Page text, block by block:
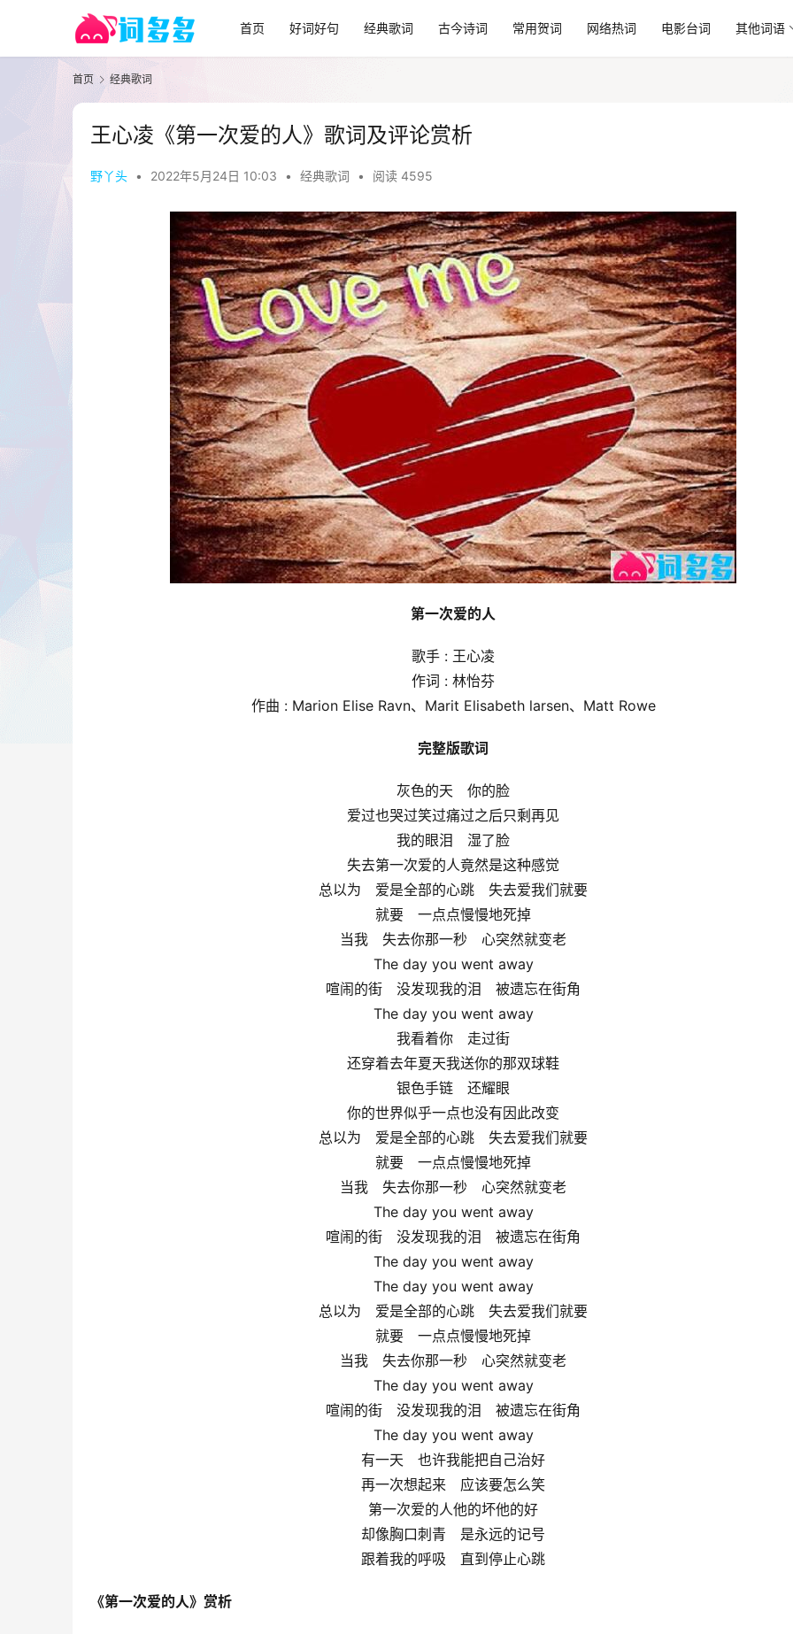
首页 好词好句 经典歌词 古今诗词 常用贺词 网络热词 电影台词 其他词语
首页 经典歌词
王心凌《第一次爱的人》歌词及评论赏析
野丫头 • 2022年5月24日 10:03 • 经典歌词 • 阅读 4595
第一次爱的人
歌手 : 王心凌
作词 : 林怡芬
作曲 : Marion Elise Ravn、Marit Elisabeth larsen、Matt Rowe
完整版歌词
灰色的天　你的脸
爱过也哭过笑过痛过之后只剩再见
我的眼泪　湿了脸
失去第一次爱的人竟然是这种感觉
总以为　爱是全部的心跳　失去爱我们就要
就要　一点点慢慢地死掉
当我　失去你那一秒　心突然就变老
The day you went away
喧闹的街　没发现我的泪　被遗忘在街角
The day you went away
我看着你　走过街
还穿着去年夏天我送你的那双球鞋
银色手链　还耀眼
你的世界似乎一点也没有因此改变
总以为　爱是全部的心跳　失去爱我们就要
就要　一点点慢慢地死掉
当我　失去你那一秒　心突然就变老
The day you went away
喧闹的街　没发现我的泪　被遗忘在街角
The day you went away
The day you went away
总以为　爱是全部的心跳　失去爱我们就要
就要　一点点慢慢地死掉
当我　失去你那一秒　心突然就变老
The day you went away
喧闹的街　没发现我的泪　被遗忘在街角
The day you went away
有一天　也许我能把自己治好
再一次想起来　应该要怎么笑
第一次爱的人他的坏他的好
却像胸口刺青　是永远的记号
跟着我的呼吸　直到停止心跳
《第一次爱的人》赏析